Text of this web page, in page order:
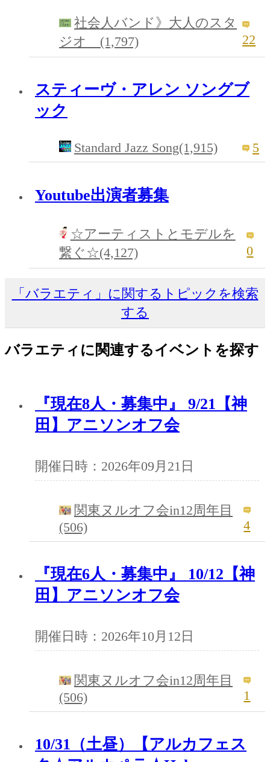
社会人バンド》大人のスタ
ジオ (1,797)
22
スティーヴ・アレン ソングブ
ック
Standard Jazz Song(1,915) 5
Youtube出演者募集
☆アーティストとモデルを
繋ぐ☆(4,127)
0
「バラエティ」に関するトピックを検索
する
バラエティに関連するイベントを探す
『現在8人・募集中』 9/21【神
田】アニソンオフ会
開催日時：2026年09月21日
関東ヌルオフ会in12周年目
(506)
4
『現在6人・募集中』 10/12【神
田】アニソンオフ会
開催日時：2026年10月12日
関東ヌルオフ会in12周年目
(506)
1
10/31（土昼）【アルカフェス